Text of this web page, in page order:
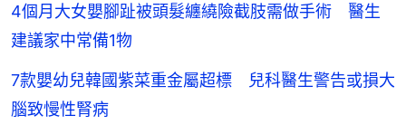
4個月大女嬰腳趾被頭髮纏繞險截肢需做手術 醫生
建議家中常備1物
7款嬰幼兒韓國紫菜重金屬超標 兒科醫生警告或損大
腦致慢性腎病